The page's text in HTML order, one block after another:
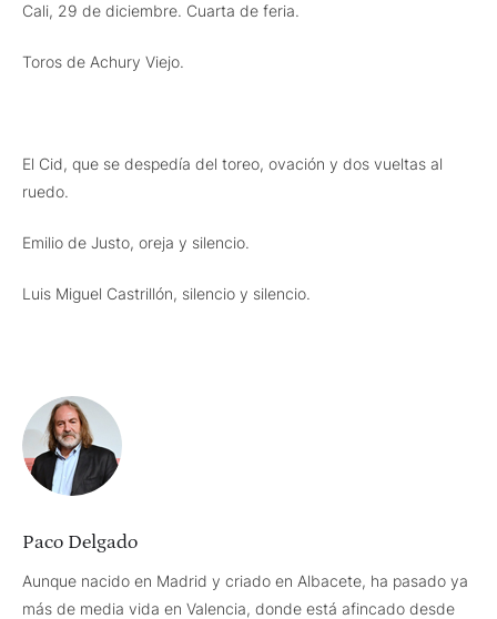
Cali, 29 de diciembre. Cuarta de feria.
Toros de Achury Viejo.
El Cid, que se despedía del toreo, ovación y dos vueltas al
ruedo.
Emilio de Justo, oreja y silencio.
Luis Miguel Castrillón, silencio y silencio.
Paco Delgado
Aunque nacido en Madrid y criado en Albacete, ha pasado ya
más de media vida en Valencia, donde está afincado desde